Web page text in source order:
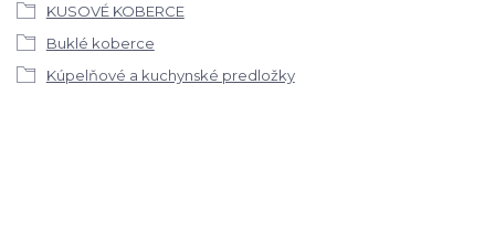
KUSOVÉ KOBERCE
Buklé koberce
Kúpelňové a kuchynské predložky